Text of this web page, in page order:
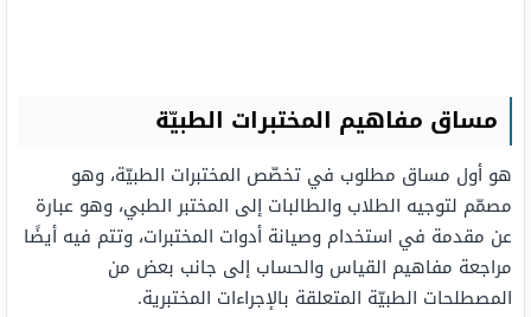
مساق مفاهيم المختبرات الطبيّة
هو أول مساق مطلوب في تخصّص المختبرات الطبيّة، وهو
مصمّم لتوجيه الطلاب والطالبات إلى المختبر الطبي، وهو عبارة
عن مقدمة في استخدام وصيانة أدوات المختبرات، وتتم فيه أيضًا
مراجعة مفاهيم القياس والحساب إلى جانب بعض من
المصطلحات الطبيّة المتعلقة بالإجراءات المختبرية.